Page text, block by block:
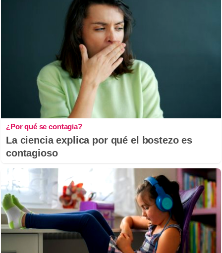
¿Por qué se contagia?
La ciencia explica por qué el bostezo es
contagioso